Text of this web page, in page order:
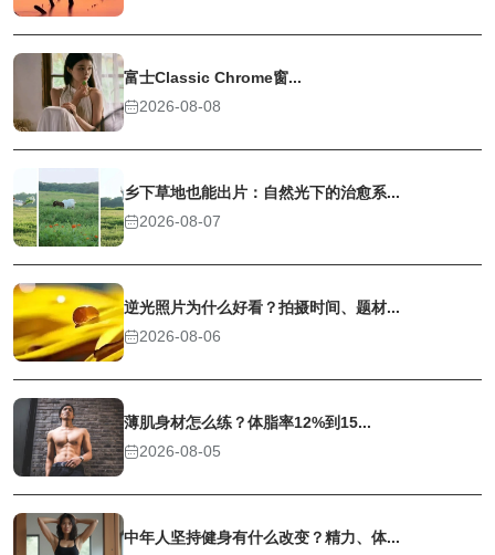
富士Classic Chrome窗...
2026-08-08
乡下草地也能出片：自然光下的治愈系...
2026-08-07
逆光照片为什么好看？拍摄时间、题材...
2026-08-06
薄肌身材怎么练？体脂率12%到15...
2026-08-05
中年人坚持健身有什么改变？精力、体...